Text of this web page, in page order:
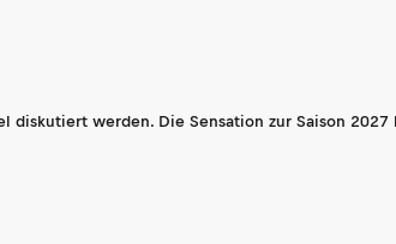
diskutiert werden. Die Sensation zur Saison 2027